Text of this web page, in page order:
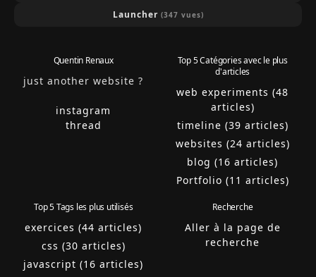
Launcher (347 vues)
Quentin Renaux
just another website ?
instagram
thread
Top 5 Catégories avec le plus
d'articles
web experiments (48
articles)
timeline (39 articles)
websites (24 articles)
blog (16 articles)
Portfolio (11 articles)
Top 5 Tags les plus utilisés
exercices (44 articles)
css (30 articles)
javascript (16 articles)
Recherche
Aller à la page de
recherche